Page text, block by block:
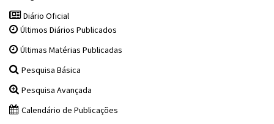
Diário Oficial
Últimos Diários Publicados
Últimas Matérias Publicadas
Pesquisa Básica
Pesquisa Avançada
Calendário de Publicações